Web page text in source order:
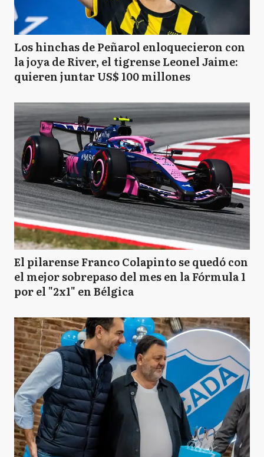
Los hinchas de Peñarol enloquecieron con
la joya de River, el tigrense Leonel Jaime:
quieren juntar US$ 100 millones
El pilarense Franco Colapinto se quedó con
el mejor sobrepaso del mes en la Fórmula 1
por el "2x1" en Bélgica